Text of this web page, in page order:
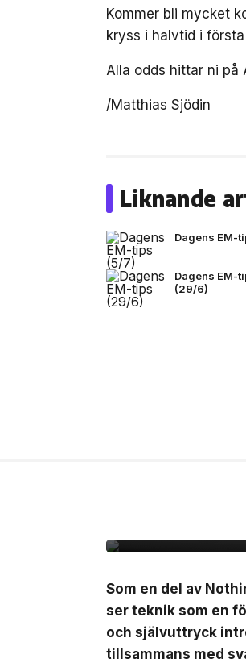
Kommer bli mycket
kryss i halvtid i
Alla odds hittar ni på
/Matthias Sjödin
Liknande
Dagens EM-
Dagens EM-
(29/6)
Som en del av
ser teknik som en
och självuttryck
tillsammans med